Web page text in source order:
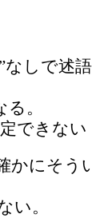
なしで述
。
できない
かにそう
い。